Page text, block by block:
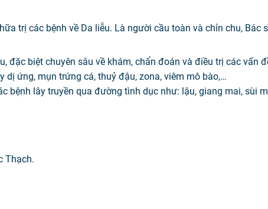
trị các bệnh về Da liễu. Là người cầu toàn và chỉn chu, Bác
đặc biệt chuyên sâu về khám, chẩn đoán và điều trị các vấn
ứng, mụn trứng cá, thuỷ đậu, zona, viêm mô bào,…
bệnh lây truyền qua đường tình dục như: lậu, giang mai, sùi
Thạch.